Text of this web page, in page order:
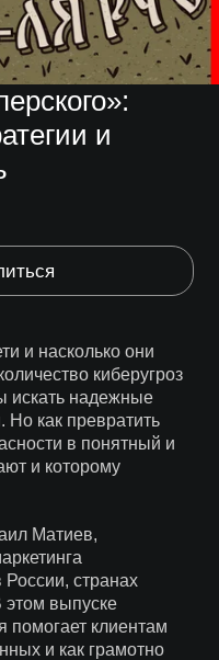
и
и насколько они
киберугроз
искать надежные
как превратить
в понятный и
и которому
Матиев,
странах
этом выпуске
помогает клиентам
и как грамотно